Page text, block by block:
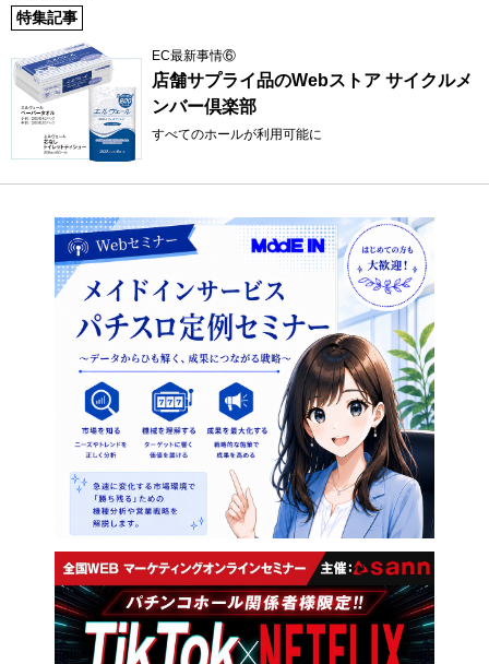
特集記事
EC最新事情⑥
店舗サプライ品のWebストア サイクルメ
ンバー倶楽部
すべてのホールが利用可能に